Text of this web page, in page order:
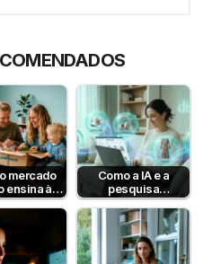
mercado
ensina às
online
Como a IA e a
pesquisa
semântica podem
aumentar a taxa de
conversão?